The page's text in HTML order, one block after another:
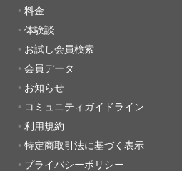
料金
体験談
お試し会員検索
会員データ
お知らせ
コミュニティガイドライン
利用規約
特定商取引法に基づく表示
プライバシーポリシー